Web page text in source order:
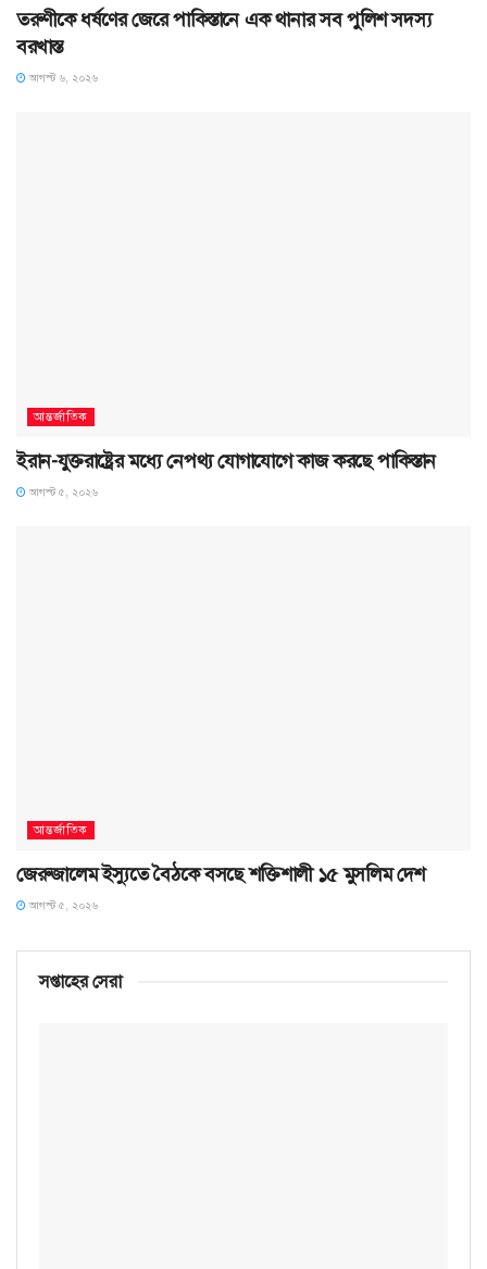
তরুণীকে ধর্ষণের জেরে পাকিস্তানে এক থানার সব পুলিশ সদস্য
বরখাস্ত
আগস্ট ৬, ২০২৬
আন্তর্জাতিক
ইরান-যুক্তরাষ্ট্রের মধ্যে নেপথ্য যোগাযোগে কাজ করছে পাকিস্তান
আগস্ট ৫, ২০২৬
আন্তর্জাতিক
জেরুজালেম ইস্যুতে বৈঠকে বসছে শক্তিশালী ১৫ মুসলিম দেশ
আগস্ট ৫, ২০২৬
সপ্তাহের সেরা